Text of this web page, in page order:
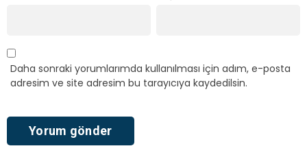
Daha sonraki yorumlarımda kullanılması için adım, e-posta
adresim ve site adresim bu tarayıcıya kaydedilsin.